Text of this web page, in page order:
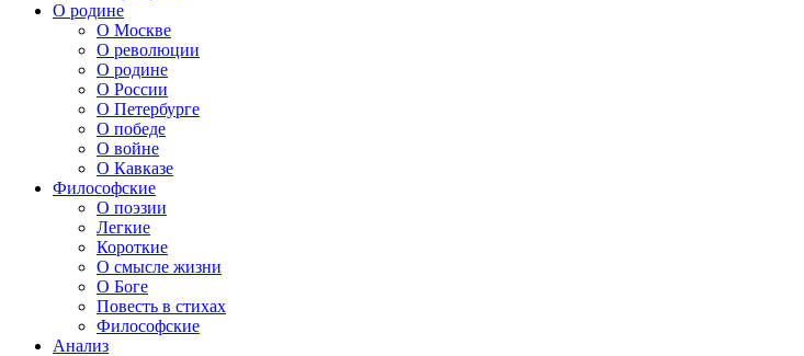
О родине
О Москве
О революции
О родине
О России
О Петербурге
О победе
О войне
О Кавказе
Философские
О поэзии
Легкие
Короткие
О смысле жизни
О Боге
Повесть в стихах
Философские
Анализ